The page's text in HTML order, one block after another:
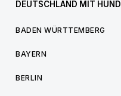
DEUTSCHLAND MIT HUND
BADEN WÜRTTEMBERG
BAYERN
BERLIN